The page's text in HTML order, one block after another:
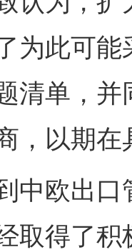
为此可
清单，
，以期
欧出口
取得了